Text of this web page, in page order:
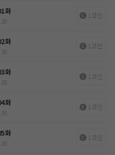
화 1코인
화 1코인
화 1코인
화 1코인
화 1코인